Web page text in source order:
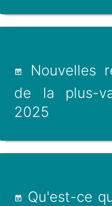
Nouvelles
de la plus-
2025
Qu'est-ce